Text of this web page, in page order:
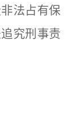
法占有保
究刑事责